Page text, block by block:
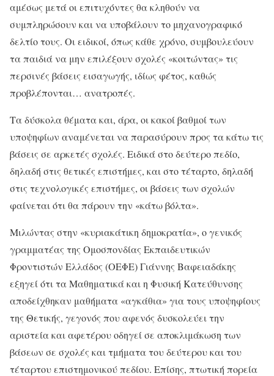
αμέσως μετά οι επιτυχόντες θα κληθούν να
συμπληρώσουν και να υποβάλουν το μηχανογραφικό
δελτίο τους. Οι ειδικοί, όπως κάθε χρόνο, συμβουλεύουν
τα παιδιά να μην επιλέξουν σχολές «κοιτώντας» τις
περσινές βάσεις εισαγωγής, ιδίως φέτος, καθώς
προβλέπονται… ανατροπές.
Τα δύσκολα θέματα και, άρα, οι κακοί βαθμοί των
υποψηφίων αναμένεται να παρασύρουν προς τα κάτω τις
βάσεις σε αρκετές σχολές. Ειδικά στο δεύτερο πεδίο,
δηλαδή στις θετικές επιστήμες, και στο τέταρτο, δηλαδή
στις τεχνολογικές επιστήμες, οι βάσεις των σχολών
φαίνεται ότι θα πάρουν την «κάτω βόλτα».
Μιλώντας στην «κυριακάτικη δημοκρατία», ο γενικός
γραμματέας της Ομοσπονδίας Εκπαιδευτικών
Φροντιστών Ελλάδος (ΟΕΦΕ) Γιάννης Βαφειαδάκης
εξηγεί ότι τα Μαθηματικά και η Φυσική Κατεύθυνσης
αποδείχθηκαν μαθήματα «αγκάθια» για τους υποψηφίους
της Θετικής, γεγονός που αφενός δυσκολεύει την
αριστεία και αφετέρου οδηγεί σε αποκλιμάκωση των
βάσεων σε σχολές και τμήματα του δεύτερου και του
τέταρτου επιστημονικού πεδίου. Επίσης, πτωτική πορεία